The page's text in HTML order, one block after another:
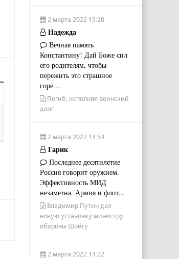
2 марта 2022 15:20
Надежда
Вечная память
Константину! Дай Боже сил
его родителям, чтобы
пережить это страшное
горе....
Погиб, исполняя воинский
долг
2 марта 2022 13:54
Гарик
Последнее десятилетие
Россия говорит оружием.
Эффективность МИД
незаметна. Армия и флот...
Владимир Путин дал
новую установку министру
обороны Шойгу
2 марта 2022 13:22